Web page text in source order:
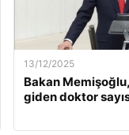
13/12/2025
Bakan
giden doktor